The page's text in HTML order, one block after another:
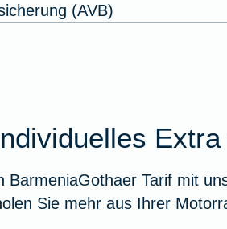
(AVB)
BarmeniaGothaer Tarif mit
Sie mehr aus Ihrer